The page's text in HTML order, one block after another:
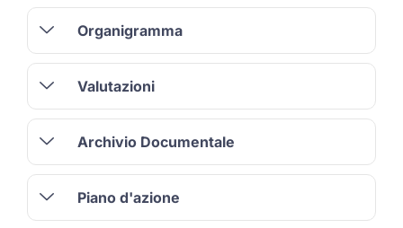
Organigramma
Valutazioni
Archivio Documentale
Piano d'azione